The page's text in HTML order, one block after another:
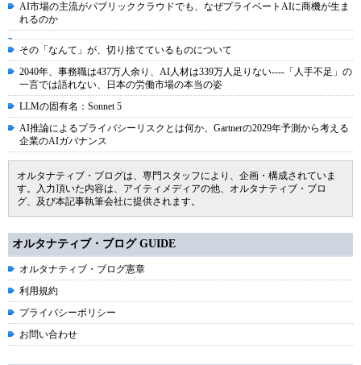
AI市場の主流がパブリッククラウドでも、なぜプライベートAIに商機が生ま
れるのか
その「なんて」が、切り捨てているものについて
2040年、事務職は437万人余り、AI人材は339万人足りない----「人手不足」の
一言では語れない、日本の労働市場の本当の姿
LLMの固有名：Sonnet 5
AI推論によるプライバシーリスクとは何か、Gartnerの2029年予測から考える
企業のAIガバナンス
オルタナティブ・ブログは、専門スタッフにより、企画・構成されていま
す。入力頂いた内容は、アイティメディアの他、オルタナティブ・ブロ
グ、及び本記事執筆会社に提供されます。
オルタナティブ・ブログ GUIDE
オルタナティブ・ブログ憲章
利用規約
プライバシーポリシー
お問い合わせ